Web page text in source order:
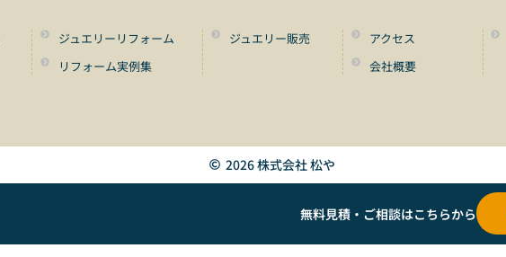
ジュエリーリフォーム
リフォーム実例集
ジュエリー販売
アクセス
会社概要
2026 株式会社 松や
無料見積・ご相談はこちらから